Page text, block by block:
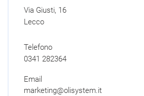
Via Giusti, 16
Lecco
Telefono
0341 282364
Email
marketing@olisystem.it